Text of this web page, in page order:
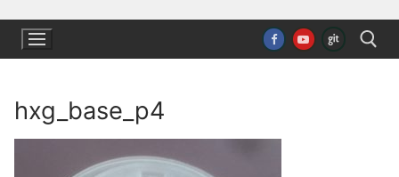
tartalomra
Keresése:
hxg_base_p4